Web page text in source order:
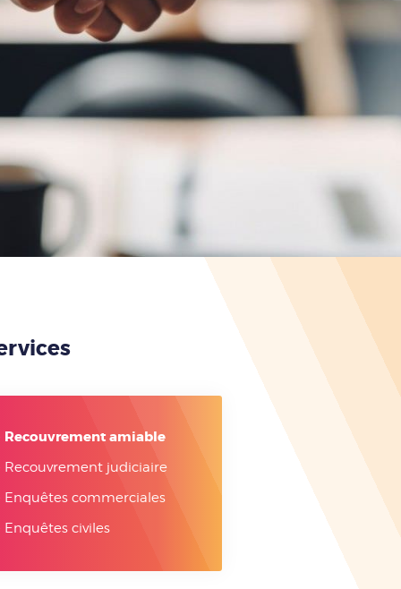
Recouvrement amiable
Recouvrement judiciaire
Enquêtes commerciales
Enquêtes civiles